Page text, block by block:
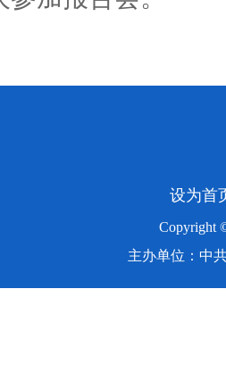
设为首
Copyright
主办单位：中